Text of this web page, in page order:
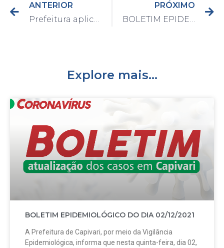
ANTERIOR
Prefeitura aplica fresa asfáltica em ruas do bairro Cancian
PRÓXIMO
BOLETIM EPIDEMIOLÓGICO DO DIA 11/06/2021
Explore mais...
BOLETIM EPIDEMIOLÓGICO DO DIA 02/12/2021
A Prefeitura de Capivari, por meio da Vigilância
Epidemiológica, informa que nesta quinta-feira, dia 02,